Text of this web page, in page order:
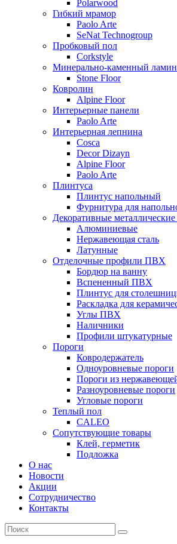
Polarwood
Гибкий мрамор
Paolo Arte
SeNat Technogroup
Пробковый пол
Corkstyle
Минерально-каменный
Stone Floor
Ковролин
Alpine Floor
Интерьерные панели
Paolo Arte
Интерьерная лепнина
Cosca
Decor Dizayn
Alpine Floor
Paolo Arte
Плинтуса
Плинтус напольный
Фурнитура для
Декоративные
Алюминиевые
Нержавеющая сталь
Латунные
Отделочные профили ПВХ
Бордюр на ванну
Вспененный ПВХ
Плинтус для
Раскладка для
Углы ПВХ
Наличники
Профили штукатурные
Пороги
Ковродержатель
Одноуровневые пороги
Пороги из
Разноуровневые пороги
Угловые пороги
Теплый пол
CALEO
Сопутствующие товары
Клей, герметик
Подложка
О нас
Новости
Акции
Сотрудничество
Контакты